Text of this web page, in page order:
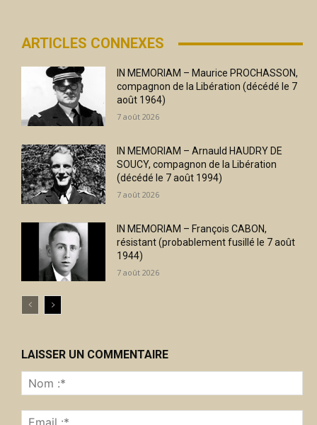
ARTICLES CONNEXES
IN MEMORIAM – Maurice PROCHASSON,
compagnon de la Libération (décédé le 7
août 1964)
7 août 2026
IN MEMORIAM – Arnauld HAUDRY DE
SOUCY, compagnon de la Libération
(décédé le 7 août 1994)
7 août 2026
IN MEMORIAM – François CABON,
résistant (probablement fusillé le 7 août
1944)
7 août 2026
LAISSER UN COMMENTAIRE
:*